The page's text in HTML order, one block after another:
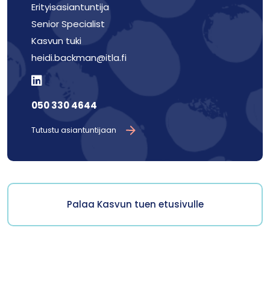
Erityisasiantuntija
Senior Specialist
Kasvun tuki
heidi.backman@itla.fi
050 330 4644
Tutustu asiantuntijaan
Palaa Kasvun tuen etusivulle